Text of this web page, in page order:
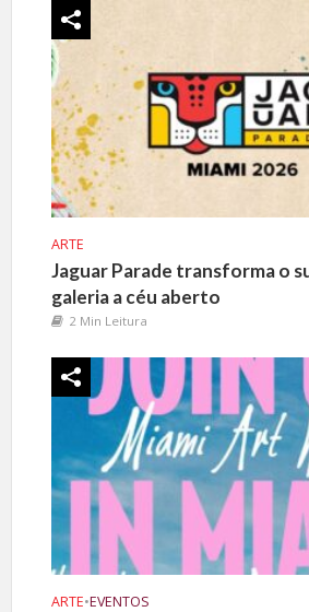
ARTE
Jaguar Parade transforma o
galeria a céu aberto
2 Min Leitura
ARTE•EVENTOS